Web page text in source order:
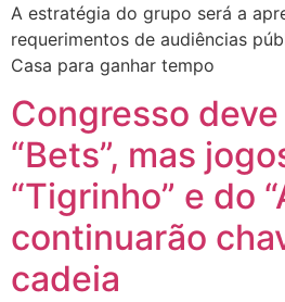
A estratégia do grupo será a
requerimentos de audiências
Casa para ganhar tempo
Congresso
“Bets”, mas
“Tigrinho” e do
continuarão
cadeia